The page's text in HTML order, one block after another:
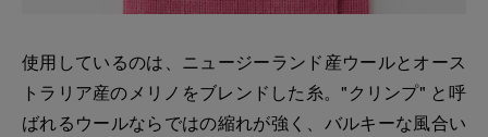
使用しているのは、ニュージーランド産ウールとオース
トラリア産のメリノをブレンドした糸。"クリンプ" と呼
ばれるウールならではの縮れが強く、バルキーな風合い